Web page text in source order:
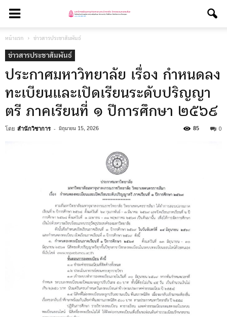
หน้าแรก ข่าวสารประชาสัมพันธ์
ข่าวสารประชาสัมพันธ์
ประกาศมหาวิทยาลัย เรื่อง กำหนดลง
ทะเบียนและเปิดเรียนระดับปริญญา
ตรี ภาคเรียนที่ ๑ ปีการศึกษา ๒๕๖๙
โดย สำนักวิชาการ - มิถุนายน 15, 2026 0
85